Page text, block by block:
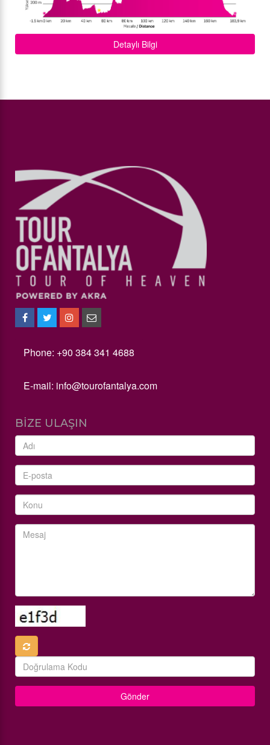
Detaylı Bilgi
Phone: +90 384 341 4688
E-mail: info@tourofantalya.com
BIZE ULAŞIN